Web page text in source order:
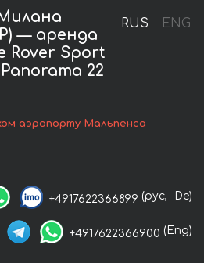
RUS ENG
— аренда
Rover Sport
22
аэропорту Мальпенса
+4917622366899 (рус, De)
+4917622366900 (Eng)